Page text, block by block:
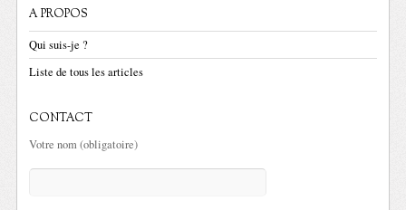
A PROPOS
Qui suis-je ?
Liste de tous les articles
CONTACT
Votre nom (obligatoire)